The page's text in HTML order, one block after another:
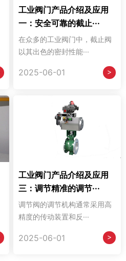
工业阀门产品介绍及应用
一：安全可靠的截止···
在众多的工业阀门中，截止阀
以其出色的密封性能···
2025-06-01 >
工业阀门产品介绍及应用
三：调节精准的调节···
调节阀的调节机构通常采用高
精度的传动装置和反···
2025-06-01 >